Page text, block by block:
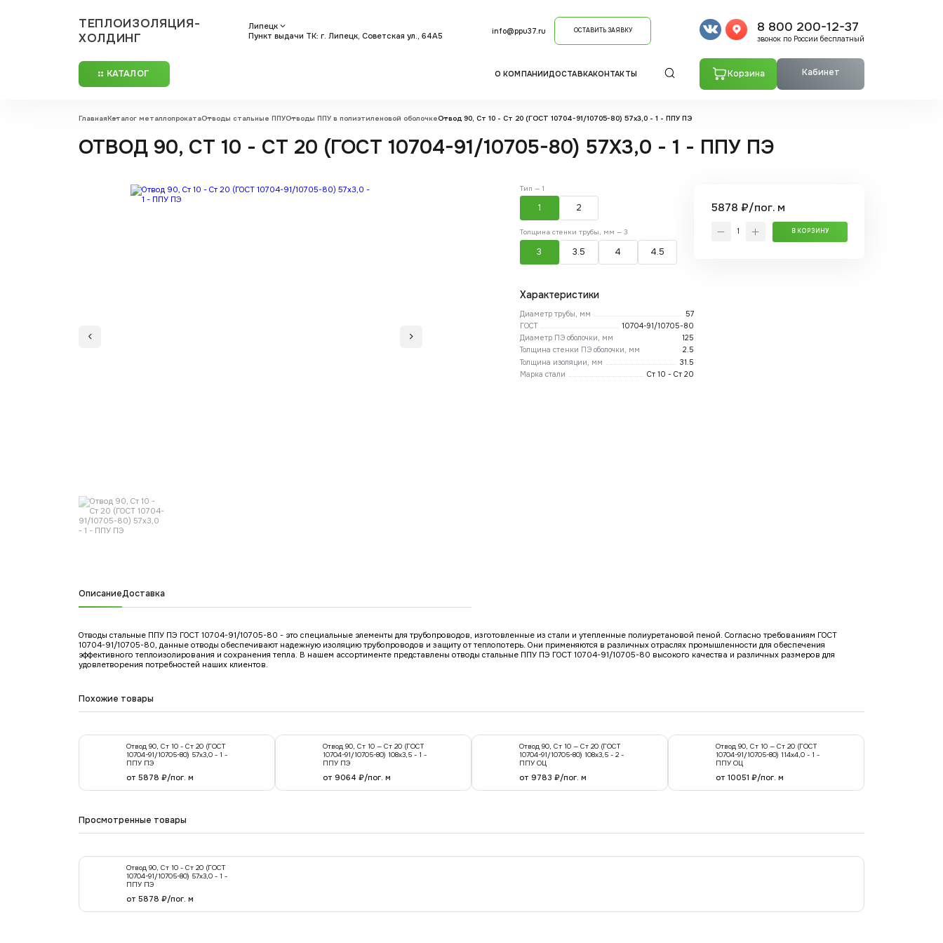
ТЕПЛОИЗОЛЯЦИЯ-
ХОЛДИНГ
Липецк
Пункт выдачи ТК: г. Липецк, Советская ул., 64А5
info@ppu37.ru ОСТАВИТЬ ЗАЯВКУ 8 800 200-12-37
звонок по России бесплатный
КАТАЛОГ О КОМПАНИИДОСТАВКАКОНТАКТЫ Корзина Кабинет
ГлавнаяКаталог металлопрокатаОтводы стальные ППУОтводы ППУ в полиэтиленовой оболочкеОтвод 90, Ст 10 - Ст 20 (ГОСТ 10704-91/10705-80) 57х3,0 - 1 - ППУ ПЭ
ОТВОД 90, СТ 10 - СТ 20 (ГОСТ 10704-91/10705-80) 57Х3,0 - 1 - ППУ ПЭ
Тип — 1
1 2
Толщина стенки трубы, мм — 3
3 3.5 4 4.5
Характеристики
Диаметр трубы, мм
57
ГОСТ
10704-91/10705-80
Диаметр ПЭ оболочки, мм
125
Толщина стенки ПЭ оболочки, мм
2.5
Толщина изоляции, мм
31.5
Марка стали
Ст 10 - Ст 20
5878 ₽/пог. м
В КОРЗИНУ
ОписаниеДоставка
Отводы стальные ППУ ПЭ ГОСТ 10704-91/10705-80 - это специальные элементы для трубопроводов, изготовленные из стали и утепленные полиуретановой пеной. Согласно требованиям ГОСТ
10704-91/10705-80, данные отводы обеспечивают надежную изоляцию трубопроводов и защиту от теплопотерь. Они применяются в различных отраслях промышленности для обеспечения
эффективного теплоизолирования и сохранения тепла. В нашем ассортименте представлены отводы стальные ППУ ПЭ ГОСТ 10704-91/10705-80 высокого качества и различных размеров для
удовлетворения потребностей наших клиентов.
Похожие товары
Отвод 90, Ст 10 - Ст 20 (ГОСТ
10704-91/10705-80) 57х3,0 - 1 -
ППУ ПЭ
от 5878 ₽/пог. м
Отвод 90, Ст 10 — Ст 20 (ГОСТ
10704-91/10705-80) 108x3,5 - 1 -
ППУ ПЭ
от 9064 ₽/пог. м
Отвод 90, Ст 10 — Ст 20 (ГОСТ
10704-91/10705-80) 108x3,5 - 2 -
ППУ ОЦ
от 9783 ₽/пог. м
Отвод 90, Ст 10 — Ст 20 (ГОСТ
10704-91/10705-80) 114x4,0 - 1 -
ППУ ОЦ
от 10051 ₽/пог. м
Просмотренные товары
Отвод 90, Ст 10 - Ст 20 (ГОСТ
10704-91/10705-80) 57х3,0 - 1 -
ППУ ПЭ
от 5878 ₽/пог. м